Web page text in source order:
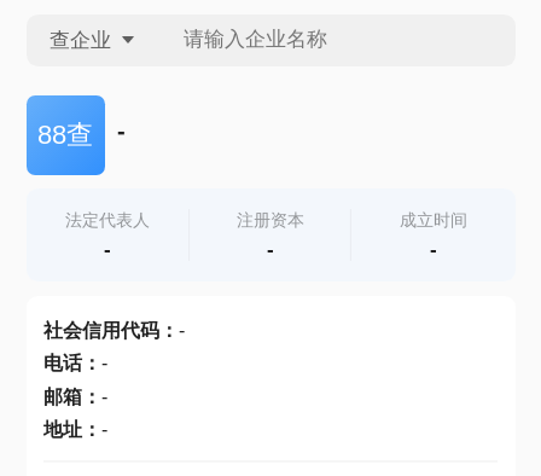
查企业
查企业
查产地
88查 -
法定代表人
-
注册资本
-
成立时间
-
社会信用代码： -
电话： -
邮箱： -
地址： -